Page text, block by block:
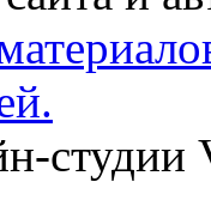
студии